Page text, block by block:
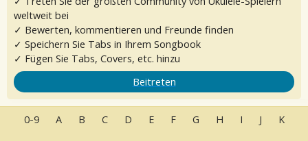
weltweit bei
✓ Bewerten, kommentieren und Freunde finden
✓ Speichern Sie Tabs in Ihrem Songbook
✓ Fügen Sie Tabs, Covers, etc. hinzu
Beitreten
0-9 A B C D E F G H I J
K